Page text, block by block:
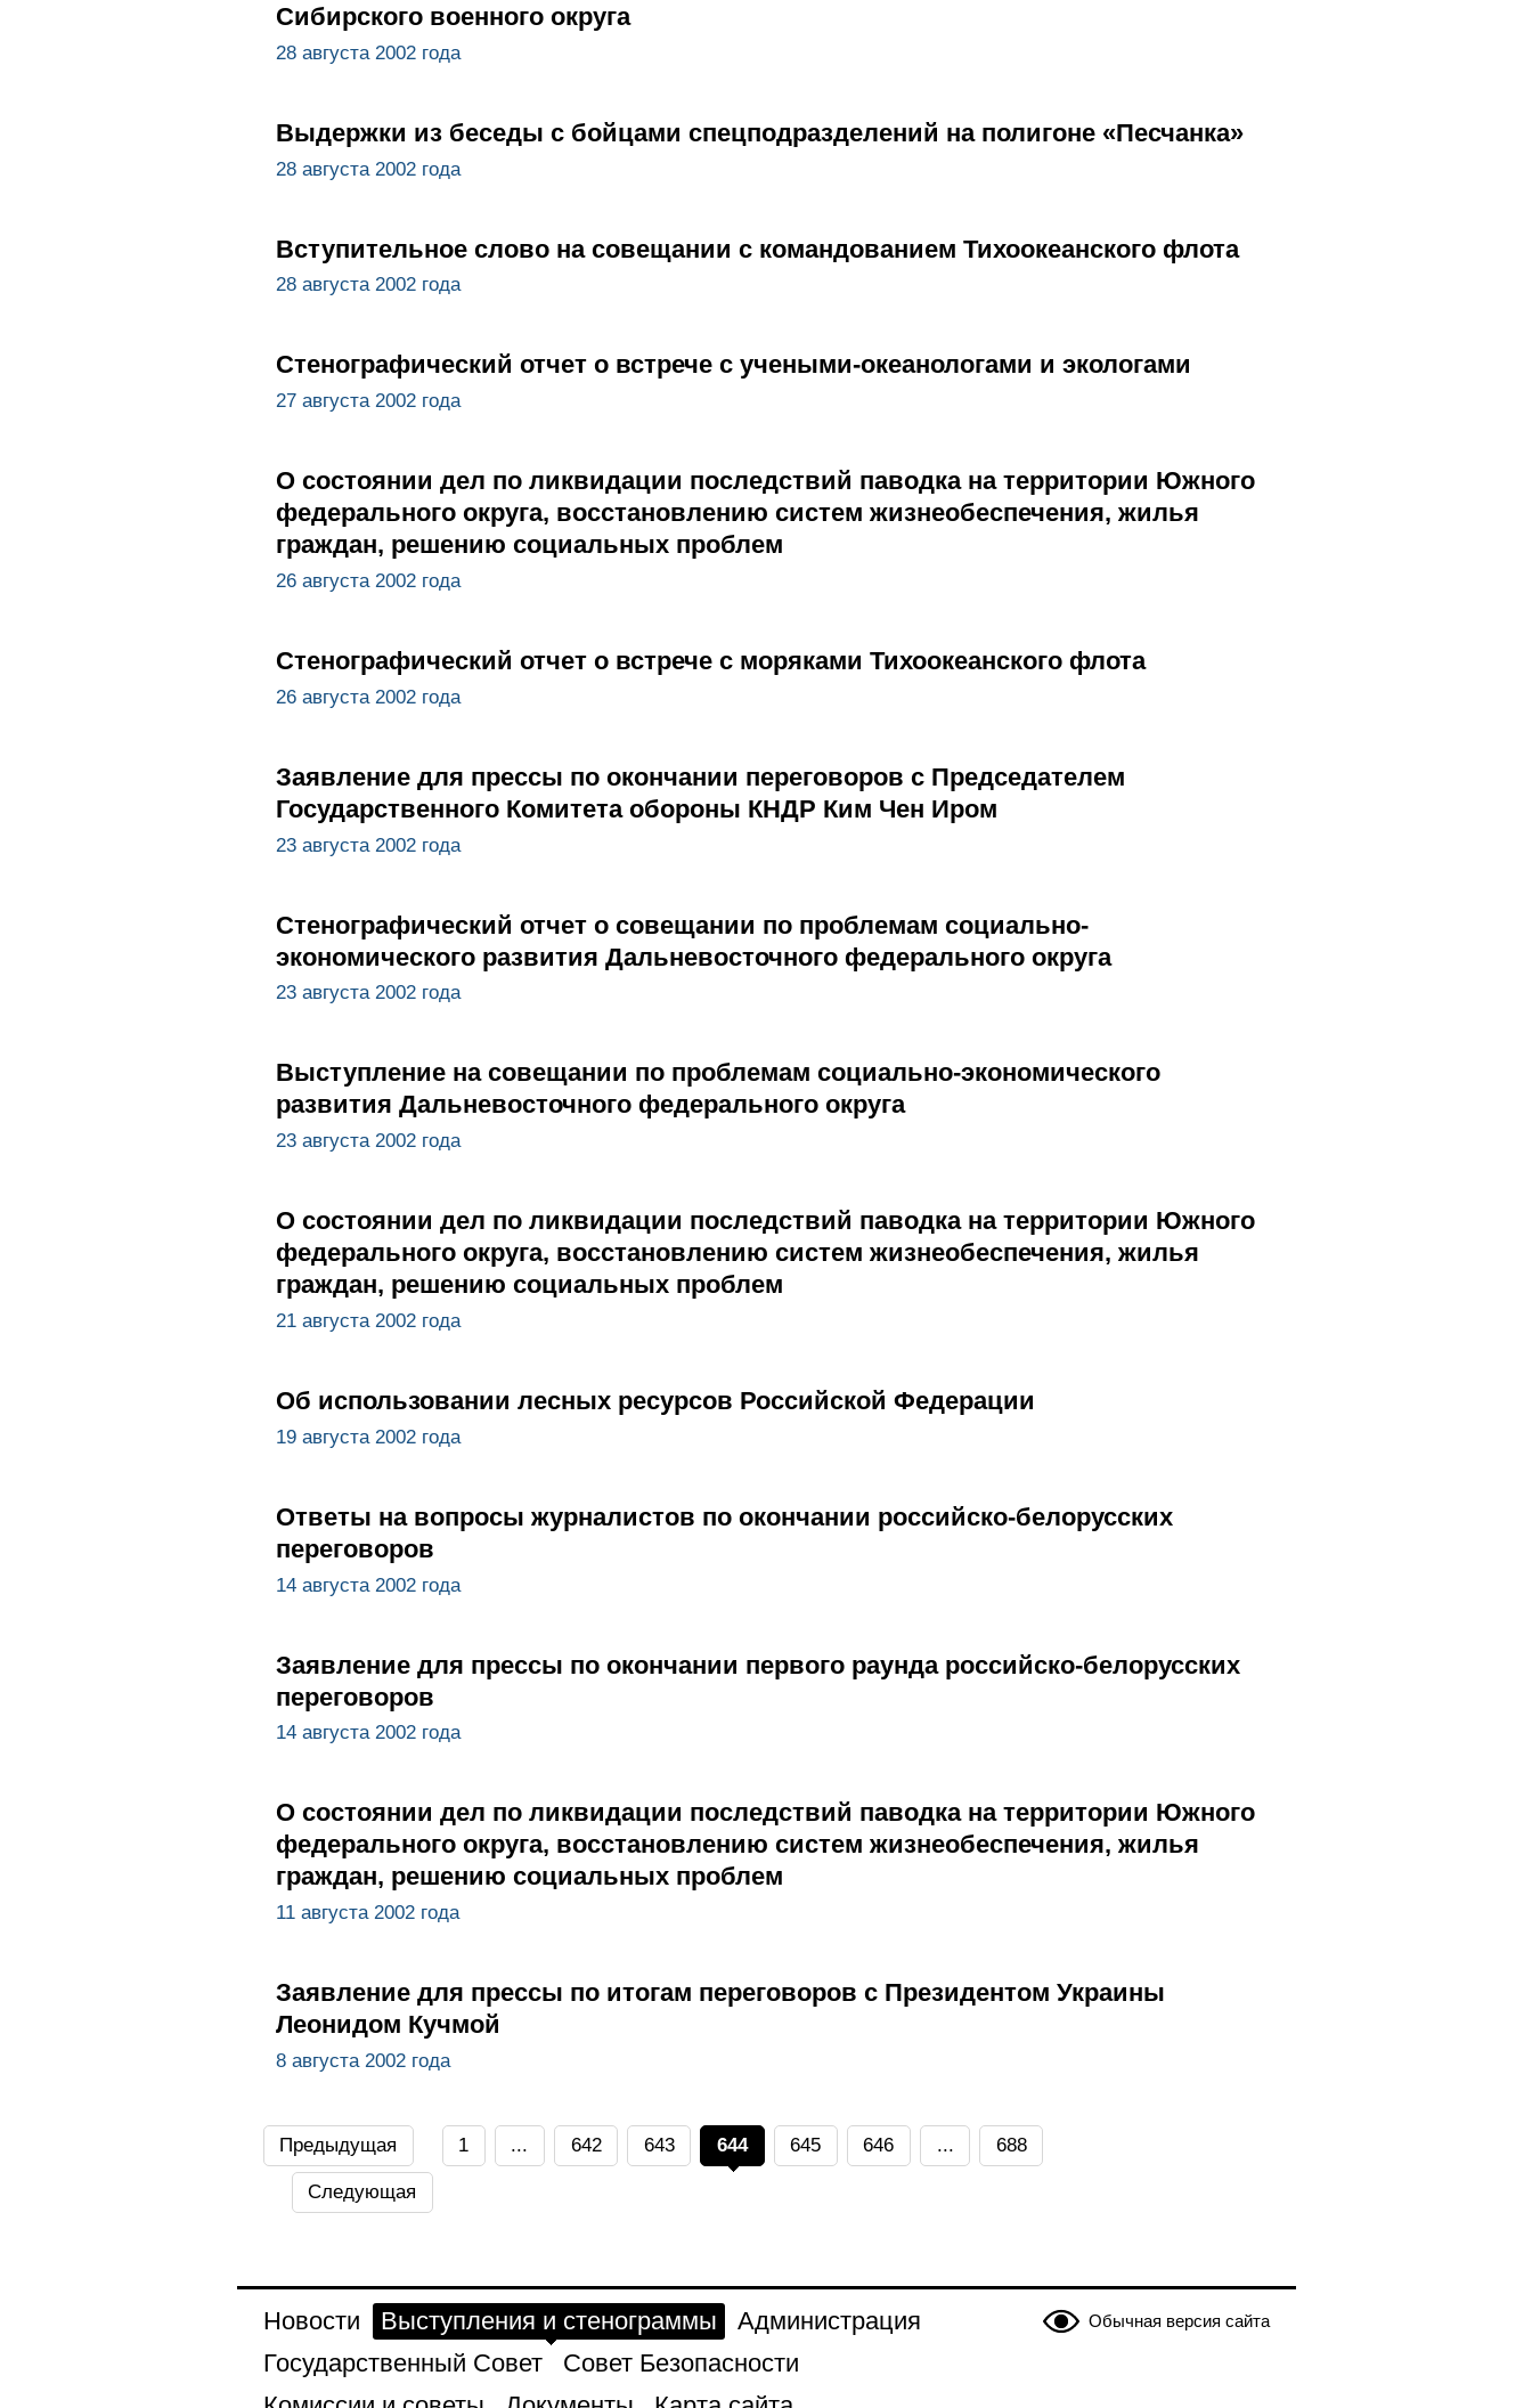
Сибирского военного округа
28 августа 2002 года
Выдержки из беседы с бойцами спецподразделений на полигоне «Песчанка»
28 августа 2002 года
Вступительное слово на совещании с командованием Тихоокеанского флота
28 августа 2002 года
Стенографический отчет о встрече с учеными-океанологами и экологами
27 августа 2002 года
О состоянии дел по ликвидации последствий паводка на территории Южного
федерального округа, восстановлению систем жизнеобеспечения, жилья
граждан, решению социальных проблем
26 августа 2002 года
Стенографический отчет о встрече с моряками Тихоокеанского флота
26 августа 2002 года
Заявление для прессы по окончании переговоров с Председателем
Государственного Комитета обороны КНДР Ким Чен Иром
23 августа 2002 года
Стенографический отчет о совещании по проблемам социально-
экономического развития Дальневосточного федерального округа
23 августа 2002 года
Выступление на совещании по проблемам социально-экономического
развития Дальневосточного федерального округа
23 августа 2002 года
О состоянии дел по ликвидации последствий паводка на территории Южного
федерального округа, восстановлению систем жизнеобеспечения, жилья
граждан, решению социальных проблем
21 августа 2002 года
Об использовании лесных ресурсов Российской Федерации
19 августа 2002 года
Ответы на вопросы журналистов по окончании российско-белорусских
переговоров
14 августа 2002 года
Заявление для прессы по окончании первого раунда российско-белорусских
переговоров
14 августа 2002 года
О состоянии дел по ликвидации последствий паводка на территории Южного
федерального округа, восстановлению систем жизнеобеспечения, жилья
граждан, решению социальных проблем
11 августа 2002 года
Заявление для прессы по итогам переговоров с Президентом Украины
Леонидом Кучмой
8 августа 2002 года
Предыдущая 1 ... 642 643 644 645 646 ... 688
Следующая
Обычная версия сайта
Новости Выступления и стенограммы
Администрация
Государственный Совет
Совет Безопасности